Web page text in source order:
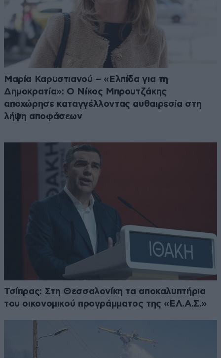
Μαρία Καρυστιανού – «Ελπίδα για τη
Δημοκρατία»: Ο Νίκος Μπρουτζάκης
αποχώρησε καταγγέλλοντας αυθαιρεσία στη
λήψη αποφάσεων
Τσίπρας: Στη Θεσσαλονίκη τα αποκαλυπτήρια
του οικονομικού προγράμματος της «ΕΛ.Α.Σ.»